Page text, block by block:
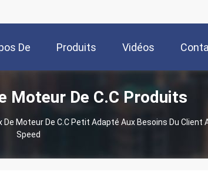
De
Nous
Produits Vidéos
Moteur De C.C Produits
De Moteur De C.C Petit Adapté Aux Besoins Du Client
Speed